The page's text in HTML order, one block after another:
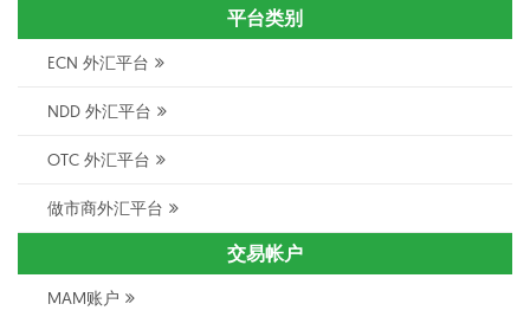
平台类别
ECN 外汇平台
NDD 外汇平台
OTC 外汇平台
做市商外汇平台
交易帐户
MAM账户